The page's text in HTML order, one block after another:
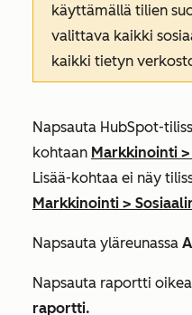
käyttämällä tilien
valittava kaikki
kaikki tietyn
Napsauta HubSpot-
kohtaan Markkinointi >
Lisää-kohtaa ei näy
Markkinointi >
Napsauta yläreunassa
Napsauta raportti
raportti.